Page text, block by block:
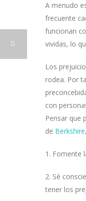
A menudo
frecuente
funcionan
vividas, lo
Los
rodea. Por
con
Pensar que
de Berkshire
1. Fomente
2. Sé
tener los